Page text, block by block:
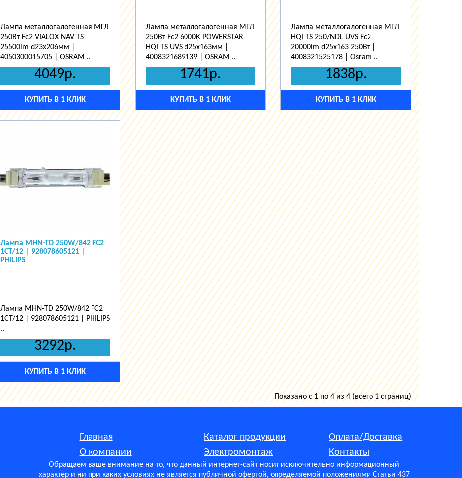
Лампа металлогалогенная МГЛ
250Вт Fc2 VIALOX NAV TS
25500lm d23x206мм |
4050300015705 | OSRAM ..
4049р.
КУПИТЬ В 1 КЛИК
Лампа металлогалогенная МГЛ
250Вт Fc2 6000К POWERSTAR
HQI TS UVS d25x163мм |
4008321689139 | OSRAM ..
1741р.
КУПИТЬ В 1 КЛИК
Лампа металлогалогенная МГЛ
HQI TS 250/NDL UVS Fc2
20000lm d25x163 250Вт |
4008321525178 | Osram ..
1838р.
КУПИТЬ В 1 КЛИК
Лампа MHN-TD 250W/842 FC2
1CT/12 | 928078605121 |
PHILIPS
Лампа MHN-TD 250W/842 FC2
1CT/12 | 928078605121 | PHILIPS
..
3292р.
КУПИТЬ В 1 КЛИК
Показано с 1 по 4 из 4 (всего 1 страниц)
Главная
О компании
Каталог продукции
Электромонтаж
Оплата/Доставка
Контакты
Обращаем ваше внимание на то, что данный интернет-сайт носит исключительно информационный
характер и ни при каких условиях не является публичной офертой, определяемой положениями Статьи 437